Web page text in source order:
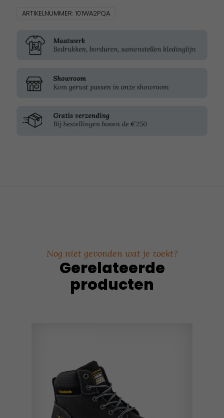
ARTIKELNUMMER: 101WA2PQA
Nog niet gevonden wat je zoekt?
Gerelateerde
producten